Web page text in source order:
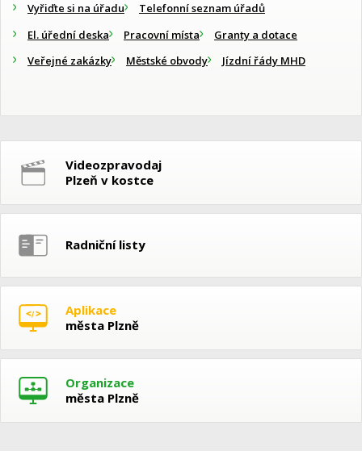
Vyřiďte si na úřadu
Telefonní seznam úřadů
El. úřední deska
Pracovní místa
Granty a dotace
Veřejné zakázky
Městské obvody Jízdní řády MHD
Videozpravodaj
Plzeň v kostce
Radniční listy
Aplikace
města Plzně
Organizace
města Plzně